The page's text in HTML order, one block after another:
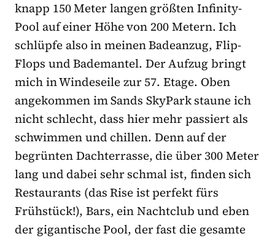
knapp 150 Meter langen größten Infinity-
Pool auf einer Höhe von 200 Metern. Ich
schlüpfe also in meinen Badeanzug, Flip-
Flops und Bademantel. Der Aufzug bringt
mich in Windeseile zur 57. Etage. Oben
angekommen im Sands SkyPark staune ich
nicht schlecht, dass hier mehr passiert als
schwimmen und chillen. Denn auf der
begrünten Dachterrasse, die über 300 Meter
lang und dabei sehr schmal ist, finden sich
Restaurants (das Rise ist perfekt fürs
Frühstück!), Bars, ein Nachtclub und eben
der gigantische Pool, der fast die gesamte